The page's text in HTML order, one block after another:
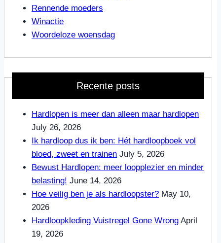
Rennende moeders
Winactie
Woordeloze woensdag
Recente posts
Hardlopen is meer dan alleen maar hardlopen
July 26, 2026
Ik hardloop dus ik ben: Hét hardloopboek vol
bloed, zweet en trainen July 5, 2026
Bewust Hardlopen: meer loopplezier en minder
belasting! June 14, 2026
Hoe veilig ben je als hardloopster? May 10,
2026
Hardloopkleding Vuistregel Gone Wrong April
19, 2026